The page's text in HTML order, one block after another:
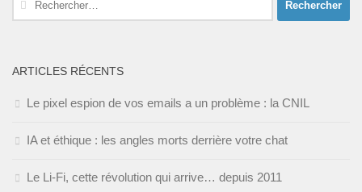
ARTICLES RÉCENTS
Le pixel espion de vos emails a un problème : la CNIL
IA et éthique : les angles morts derrière votre chat
Le Li-Fi, cette révolution qui arrive… depuis 2011